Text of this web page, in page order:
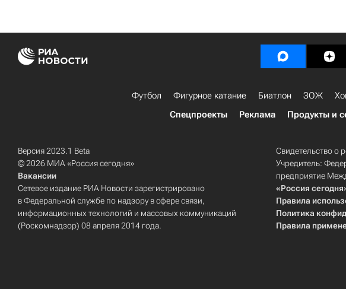
Футбол Фигурное катание Биатлон ЗОЖ
Спецпроекты
Реклама Продукты и
Версия 2023.1 Beta
© 2026 МИА «Россия сегодня»
Вакансии
Сетевое издание РИА Новости зарегистрировано
в Федеральной службе по надзору в сфере связи,
информационных технологий и массовых коммуникаций
(Роскомнадзор) 08 апреля 2014 года.
Свидетельство о
Учредитель:
предприятие
«Россия
Правила
Политика
Правила